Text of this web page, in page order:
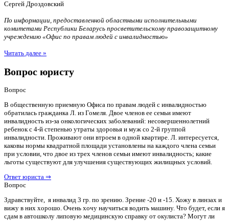
Сергей Дроздовский
По информации, предоставленной областными исполнительными
комитетами Республики Беларусь просветительскому правозащитному
учреждению «Офис по правам людей с инвалидностью»
Читать далее »
Вопрос юристу
Вопрос
В общественную приемную Офиса по правам людей с инвалидностью
обратилась гражданка Л. из Гомеля. Двое членов ее семьи имеют
инвалидность из-за онкологических заболеваний: несовершеннолетний
ребенок с 4-й степенью утраты здоровья и муж со 2-й группой
инвалидности. Проживают они втроем в одной квартире. Л. интересуется,
каковы нормы квадратной площади установлены на каждого члена семьи
при условии, что двое из трех членов семьи имеют инвалидность; какие
льготы существуют для улучшения существующих жилищных условий.
Ответ юриста ⇒
Вопрос
Здравствуйте, я инвалид 3 гр. по зрению. Зрение -20 и -15. Хожу в линзах и
вижу в них хорошо. Очень хочу научиться водить машину. Что будет, если я
сдам в автошколу липовую медицинскую справку от окулиста? Могут ли